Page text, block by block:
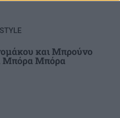
για 31χρονη
λαγοκέφαλο και
και Μπρούνο
Μπόρα Μπόρα